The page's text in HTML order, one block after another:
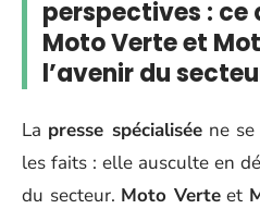
perspectives : ce
Moto Verte et
l’avenir du
La presse spécialiséene se
les faits : elle ausculte en
du secteur. Moto Verteet